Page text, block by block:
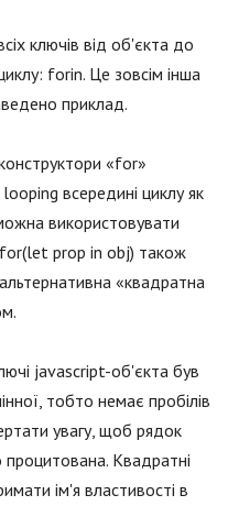
ключів від об'єкта до
forin. Це зовсім інша
приклад.
«for»
всередині циклу як
використовувати
for(let prop in obj) також
«квадратна
jаvascript-об'єкта був
тобто немає пробілів
увагу, щоб рядок
Квадратні
ім'я властивості в